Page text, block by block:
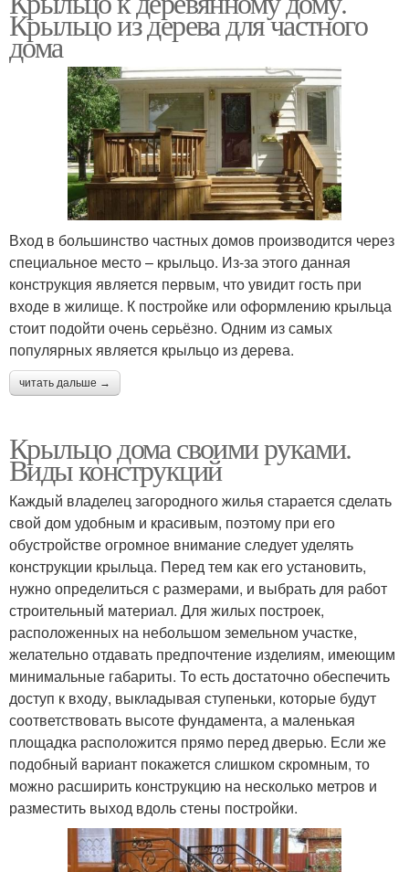
Крыльцо из дерева для частного
дома
Вход в большинство частных домов производится через
специальное место – крыльцо. Из-за этого данная
конструкция является первым, что увидит гость при
входе в жилище. К постройке или оформлению крыльца
стоит подойти очень серьёзно. Одним из самых
популярных является крыльцо из дерева.
читать дальше →
Крыльцо дома своими руками.
Виды конструкций
Каждый владелец загородного жилья старается сделать
свой дом удобным и красивым, поэтому при его
обустройстве огромное внимание следует уделять
конструкции крыльца. Перед тем как его установить,
нужно определиться с размерами, и выбрать для работ
строительный материал. Для жилых построек,
расположенных на небольшом земельном участке,
желательно отдавать предпочтение изделиям, имеющим
минимальные габариты. То есть достаточно обеспечить
доступ к входу, выкладывая ступеньки, которые будут
соответствовать высоте фундамента, а маленькая
площадка расположится прямо перед дверью. Если же
подобный вариант покажется слишком скромным, то
можно расширить конструкцию на несколько метров и
разместить выход вдоль стены постройки.